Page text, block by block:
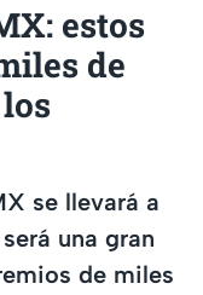
estos
de
se llevará a
una gran
de miles